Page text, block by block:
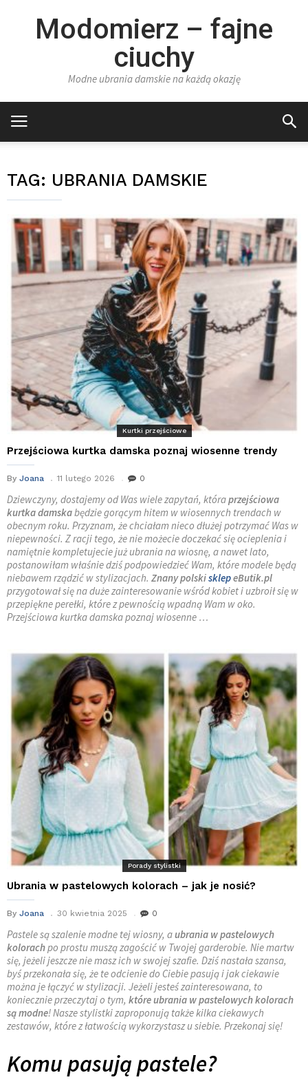
Modomierz – fajne
ciuchy
Modne ubrania damskie na każdą okazję
TAG: UBRANIA DAMSKIE
Kurtki przejściowe
Przejściowa kurtka damska poznaj wiosenne trendy
By Joana 11 lutego 2026 0
Dziewczyny, dostajemy od Was wiele zapytań, któraprzejściowa
kurtka damskabędzie gorącym hitem w wiosennych trendach w
obecnym roku. Przyznam, że chciałam nieco dłużej potrzymać Was w
niepewności. Z racji tego, że nie możecie doczekać się ocieplenia i
namiętnie kompletujecie już ubrania na wiosnę, a nawet lato,
postanowiłam właśnie dziś podpowiedzieć Wam, które modele będą
niebawem rządzić w stylizacjach. Znany polskisklepeButik.pl
przygotował się na duże zainteresowanie wśród kobiet i uzbroił się w
przepiękne perełki, które z pewnością wpadną Wam w oko.
Przejściowa kurtka damska poznaj wiosenne …
Porady stylistki
Ubrania w pastelowych kolorach – jak je nosić?
By Joana 30 kwietnia 2025 0
Pastele są szalenie modne tej wiosny, aubrania w pastelowych
kolorachpo prostu muszą zagościć w Twojej garderobie. Nie martw
się, jeżeli jeszcze nie masz ich w swojej szafie. Dziś nastała szansa,
byś przekonała się, że te odcienie do Ciebie pasują i jak ciekawie
można je łączyć w stylizacji. Jeżeli jesteś zainteresowana, to
koniecznie przeczytaj o tym, które ubrania w pastelowych kolorach
są modne! Nasze stylistki zaproponują także kilka ciekawych
zestawów, które z łatwością wykorzystasz u siebie. Przekonaj się!
Komu pasują pastele?